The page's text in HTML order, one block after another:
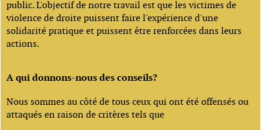
public. L'objectif de notre travail est que les victimes de
violence de droite puissent faire l'expérience d'une
solidarité pratique et puissent être renforcées dans leurs
actions.
A qui donnons-nous des conseils?
Nous sommes au côté de tous ceux qui ont été offensés ou
attaqués en raison de critères tels que